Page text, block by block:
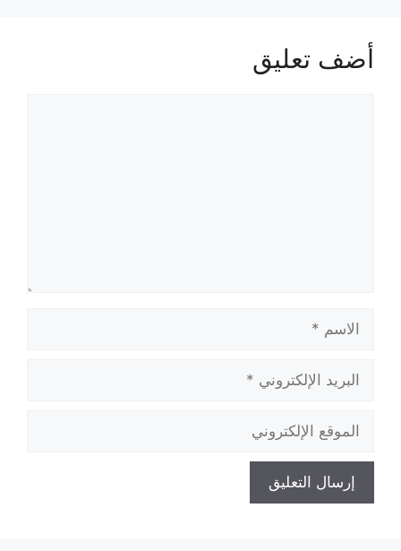
أضف تعليق
الاسم
البريد
الإلكتروني
الموقع
الإلكتروني